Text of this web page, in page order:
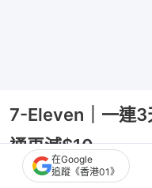
7-Eleven｜一連
通再減$10
7-Eleven推出「711
在Google
追蹤《香港01》